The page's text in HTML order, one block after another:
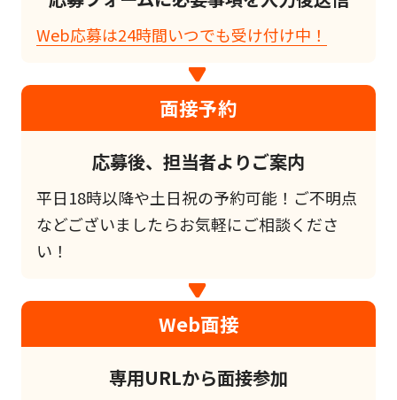
Web応募は24時間いつでも受け付け中！
面接予約
応募後、担当者よりご案内
平日18時以降や土日祝の予約可能！ご不明点
などございましたらお気軽にご相談くださ
い！
Web面接
専用URLから面接参加